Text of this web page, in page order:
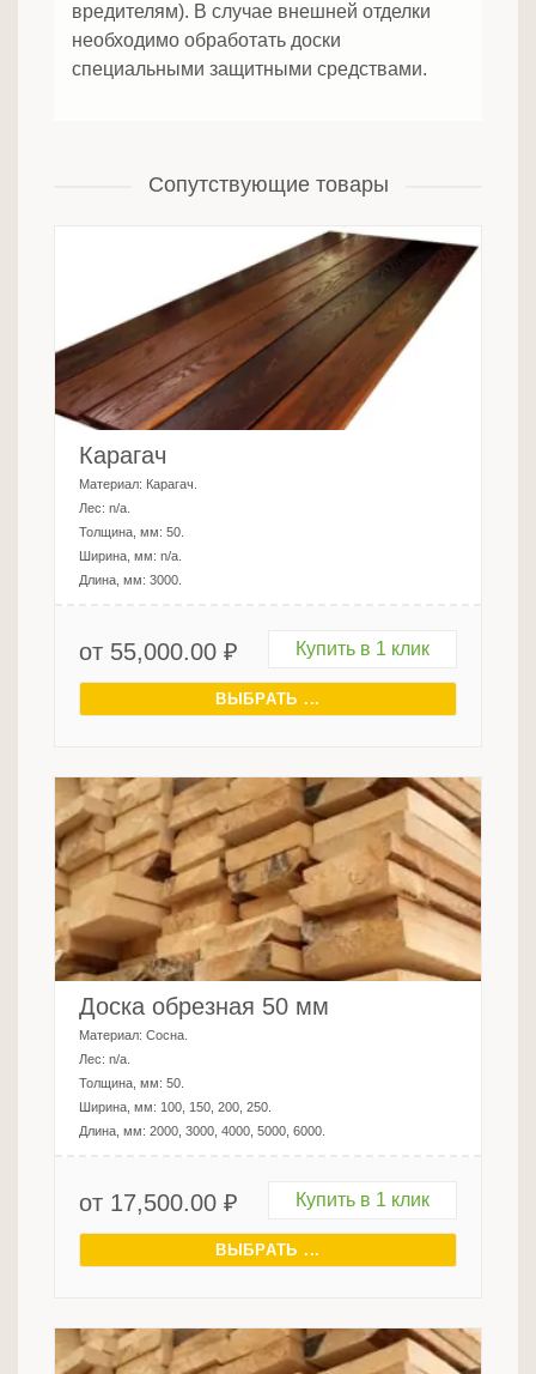
вредителям). В случае внешней отделки
необходимо обработать доски
специальными защитными средствами.
Сопутствующие товары
Карагач
Материал: Карагач.
Лес: n/a.
Толщина, мм: 50.
Ширина, мм: n/a.
Длина, мм: 3000.
от 55,000.00 ₽ Купить в 1 клик
ВЫБРАТЬ ...
Доска обрезная 50 мм
Материал: Сосна.
Лес: n/a.
Толщина, мм: 50.
Ширина, мм: 100, 150, 200, 250.
Длина, мм: 2000, 3000, 4000, 5000, 6000.
от 17,500.00 ₽ Купить в 1 клик
ВЫБРАТЬ ...